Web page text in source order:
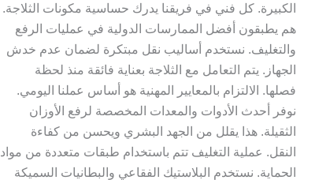
الكبيرة. كل فني في فريقنا يدرك حساسية مكونات الثلاجة.
هم يطبقون أفضل الممارسات الدولية في عمليات الرفع
والتغليف. نستخدم أساليب نقل مبتكرة لضمان عدم خدش
الجهاز. يتم التعامل مع الثلاجة بعناية فائقة منذ لحظة
فصلها. الالتزام بالمعايير المهنية هو أساس عملنا اليومي.
نوفر أحدث الأدوات والمعدات المخصصة لرفع الأوزان
الثقيلة. هذا يقلل من الجهد البشري ويحسن من كفاءة
النقل. عملية التغليف تتم باستخدام طبقات متعددة من مواد
الحماية. نستخدم البلاستيك الفقاعي والبطانيات السميكة